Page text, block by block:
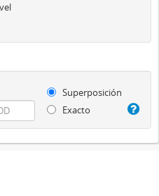
Superposición
Exacto